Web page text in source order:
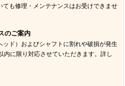
ても修理・メンテナンスはお受けできませ
のご案内
ド）およびシャフトに割れや破損が発生
内に限り対応させていただきます。詳し